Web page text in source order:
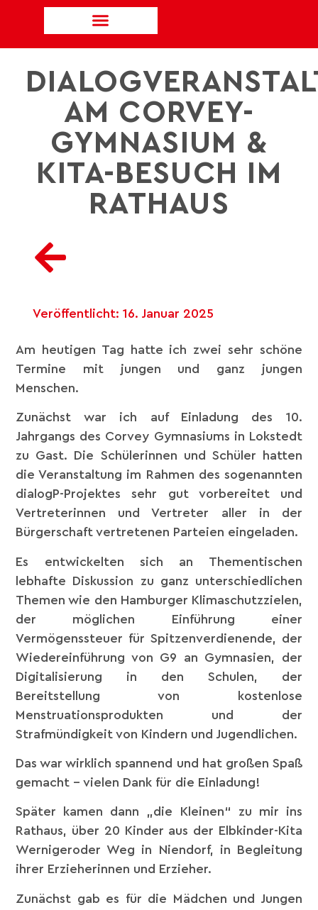
AM CORVEY-
GYMNASIUM &
KITA-BESUCH IM
RATHAUS
Veröffentlicht: 16. Januar 2025
Am heutigen Tag hatte ich zwei sehr schöne
Termine mit jungen und ganz jungen
Menschen.
Zunächst war ich auf Einladung des 10.
Jahrgangs des Corvey Gymnasiums in Lokstedt
zu Gast. Die Schülerinnen und Schüler hatten
die Veranstaltung im Rahmen des sogenannten
dialogP-Projektes sehr gut vorbereitet und
Vertreterinnen und Vertreter aller in der
Bürgerschaft vertretenen Parteien eingeladen.
Es entwickelten sich an Thementischen
lebhafte Diskussion zu ganz unterschiedlichen
Themen wie den Hamburger Klimaschutzzielen,
der möglichen Einführung einer
Vermögenssteuer für Spitzenverdienende, der
Wiedereinführung von G9 an Gymnasien, der
Digitalisierung in den Schulen, der
Bereitstellung von kostenlose
Menstruationsprodukten und der
Strafmündigkeit von Kindern und Jugendlichen.
Das war wirklich spannend und hat großen Spaß
gemacht – vielen Dank für die Einladung!
Später kamen dann „die Kleinen“ zu mir ins
Rathaus, über 20 Kinder aus der Elbkinder-Kita
Wernigeroder Weg in Niendorf, in Begleitung
ihrer Erzieherinnen und Erzieher.
Zunächst gab es für die Mädchen und Jungen